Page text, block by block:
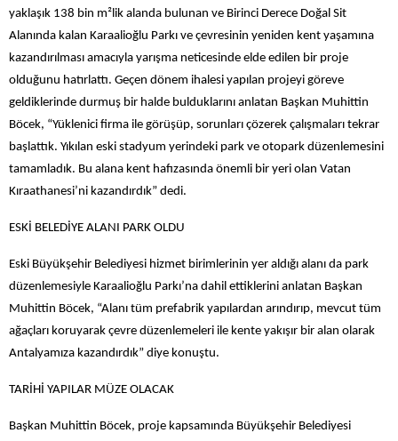
yaklaşık 138 bin m²lik alanda bulunan ve Birinci Derece Doğal Sit
Alanında kalan Karaalioğlu Parkı ve çevresinin yeniden kent yaşamına
kazandırılması amacıyla yarışma neticesinde elde edilen bir proje
olduğunu hatırlattı. Geçen dönem ihalesi yapılan projeyi göreve
geldiklerinde durmuş bir halde bulduklarını anlatan Başkan Muhittin
Böcek, “Yüklenici firma ile görüşüp, sorunları çözerek çalışmaları tekrar
başlattık. Yıkılan eski stadyum yerindeki park ve otopark düzenlemesini
tamamladık. Bu alana kent hafızasında önemli bir yeri olan Vatan
Kıraathanesi’ni kazandırdık” dedi.
ESKİ BELEDİYE ALANI PARK OLDU
Eski Büyükşehir Belediyesi hizmet birimlerinin yer aldığı alanı da park
düzenlemesiyle Karaalioğlu Parkı’na dahil ettiklerini anlatan Başkan
Muhittin Böcek, “Alanı tüm prefabrik yapılardan arındırıp, mevcut tüm
ağaçları koruyarak çevre düzenlemeleri ile kente yakışır bir alan olarak
Antalyamıza kazandırdık” diye konuştu.
TARİHİ YAPILAR MÜZE OLACAK
Başkan Muhittin Böcek, proje kapsamında Büyükşehir Belediyesi